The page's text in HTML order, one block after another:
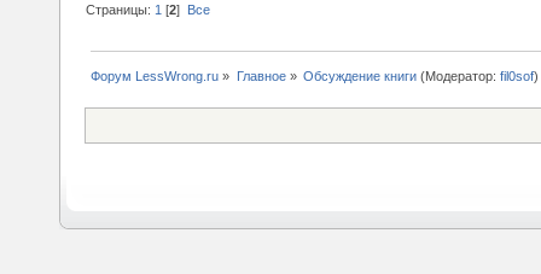
Страницы: 1 [2] Все
Форум LessWrong.ru » Главное» Обсуждение книги(Модератор: fil0sof)